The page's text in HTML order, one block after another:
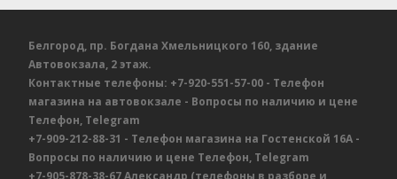
Белгород, пр. Богдана Хмельницкого 160, здание
Автовокзала, 2 этаж.
Контактные телефоны: +7-920-551-57-00 - Телефон
магазина на автовокзале - Вопросы по наличию и цене
Телефон, Telegram
+7-909-212-88-31 - Телефон магазина на Гостенской 16А -
Вопросы по наличию и цене Телефон, Telegram